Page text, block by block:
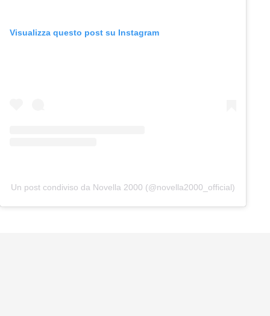
Visualizza questo post su Instagram
Un post condiviso da Novella 2000 (@novella2000_official)